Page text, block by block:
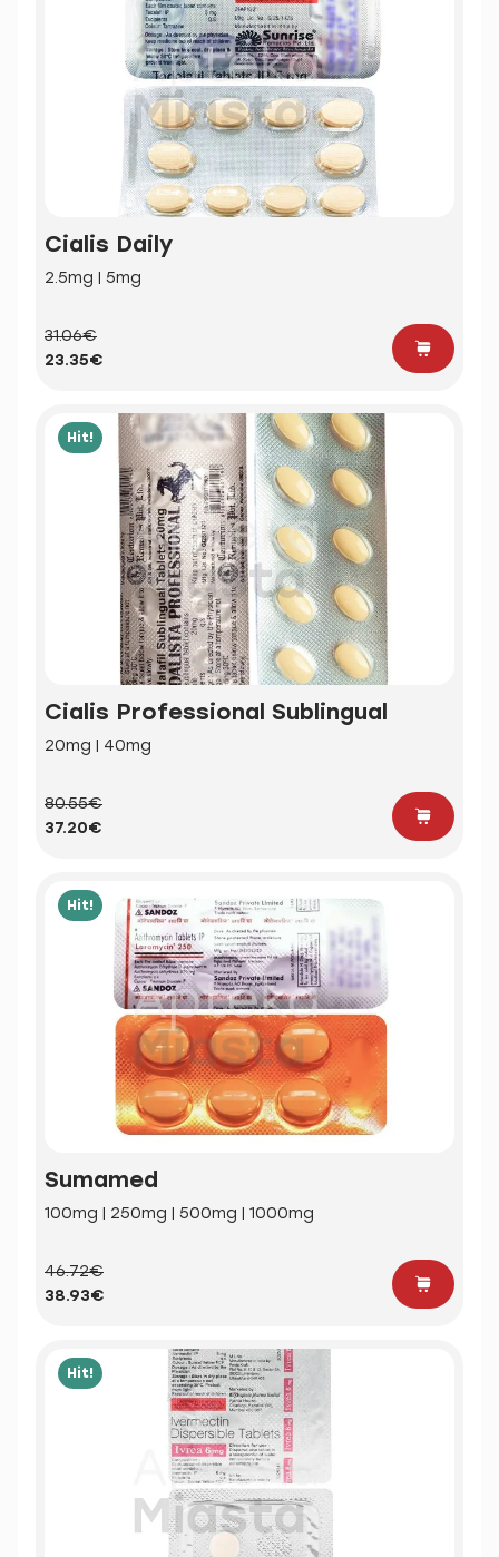
Cialis Daily
2.5mg | 5mg
31.06€
23.35€
Hit!
Cialis Professional Sublingual
20mg | 40mg
80.55€
37.20€
Hit!
Sumamed
100mg | 250mg | 500mg | 1000mg
46.72€
38.93€
Hit!